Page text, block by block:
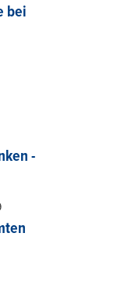
bei
-